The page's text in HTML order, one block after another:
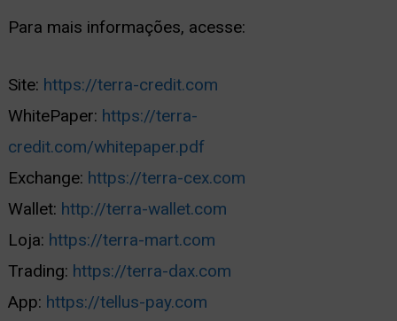
Para mais informações, acesse:
Site: https://terra-credit.com
WhitePaper: https://terra-
credit.com/whitepaper.pdf
Exchange: https://terra-cex.com
Wallet: http://terra-wallet.com
Loja: https://terra-mart.com
Trading: https://terra-dax.com
App: https://tellus-pay.com